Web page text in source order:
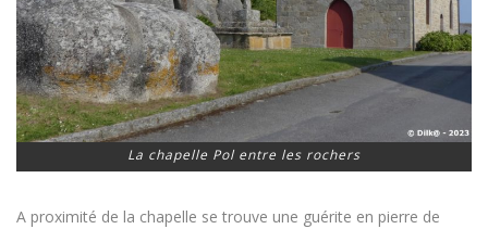
La chapelle Pol entre les rochers
A proximité de la chapelle se trouve une guérite en pierre de